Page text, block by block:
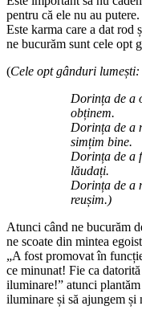
pentru că ele nu au
Este karma care a dat rod
ne bucurăm sunt cele opt
(Cele opt gânduri lumești:
Dorința de a
obținem.
Dorința de a
simțim bine.
Dorința de a
lăudați.
Dorința de a
reușim.)
Atunci când ne bucurăm
ne scoate din mintea
„A fost promovat în
ce minunat! Fie ca
iluminare!” atunci
iluminare și să ajungem și